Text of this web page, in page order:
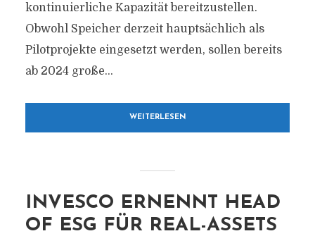
kontinuierliche Kapazität bereitzustellen.
Obwohl Speicher derzeit hauptsächlich als
Pilotprojekte eingesetzt werden, sollen bereits
ab 2024 große...
WEITERLESEN
INVESCO ERNENNT HEAD
OF ESG FÜR REAL-ASSETS